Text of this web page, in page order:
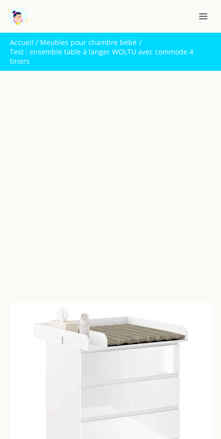
contenu
Accueil
Meubles pour chambre bébé
Test : ensemble table à langer WOLTU avec commode 4
tiroirs
e
c
h
e